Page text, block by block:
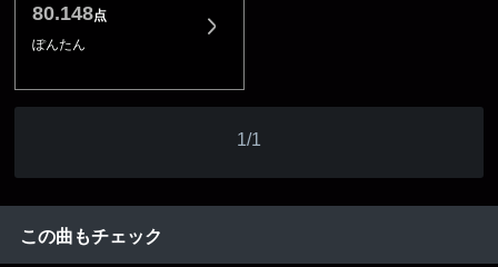
80.148点
ぽんたん
1/1
この曲もチェック